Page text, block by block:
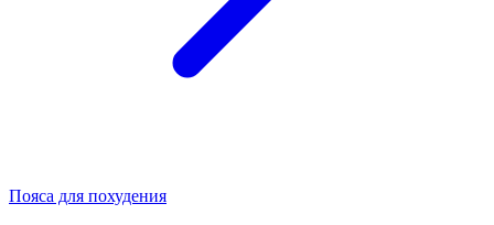
Пояса для похудения